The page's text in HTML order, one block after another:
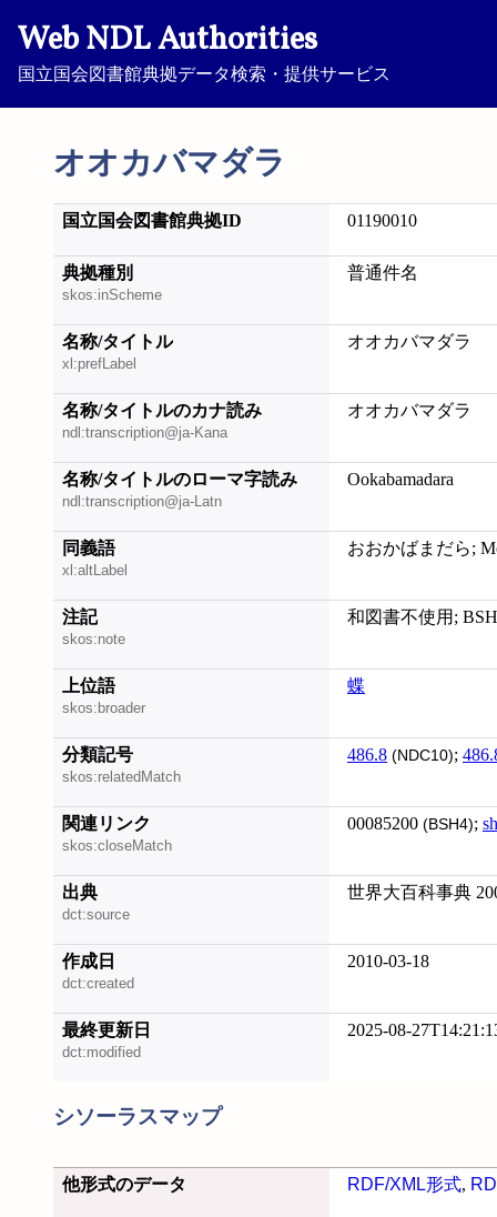
Web NDL Authorities
国立国会図書館典拠データ検索・提供サービス
オオカバマダラ
国立国会図書館典拠ID 01190010
典拠種別
skos:inScheme
普通件名
名称/タイトル
xl:prefLabel
オオカバマダラ
名称/タイトルのカナ読み
ndl:transcription@ja-Kana
オオカバマダラ
名称/タイトルのローマ字読み
ndl:transcription@ja-Latn
Ookabamadara
同義語
xl:altLabel
おおかばまだら;
注記
skos:note
和図書不使用;
上位語
skos:broader
蝶
分類記号
skos:relatedMatch
486.8 (NDC10);
関連リンク
skos:closeMatch
00085200 (BSH4);
出典
dct:source
世界大百科事典
作成日
dct:created
2010-03-18
最終更新日
dct:modified
2025-08-
シソーラスマップ
他形式のデータ RDF/XML形式,